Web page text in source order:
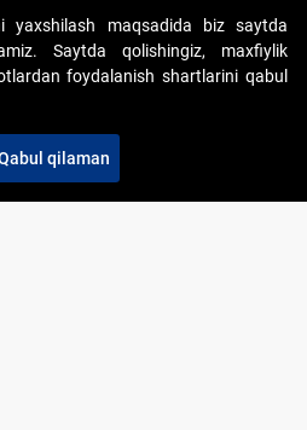
onlayn-auksionlarni tashkil etish"
21-11
yaxshilash maqsadida biz saytda
Saytda qolishingiz, maxfiylik
foydalanish shartlarini qabul
qilaman